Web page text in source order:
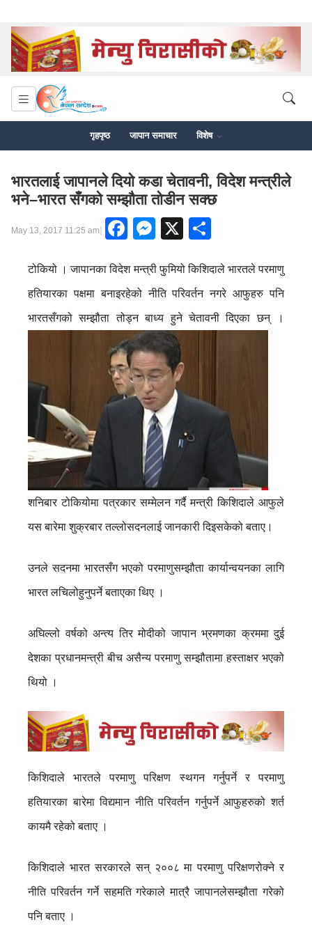
गृहपृष्ठ जापान समाचार विशेष
भारतलाई जापानले दियो कडा चेतावनी, विदेश मन्त्रीले
भने–भारत सँगको सम्झौता तोडीन सक्छ
May 13, 2017 11:25 am| Facebook
Messenger
X
टोकियो । जापानका विदेश मन्त्री फुमियो किशिदाले भारतले परमाणु
हतियारका पक्षमा बनाइरहेको नीति परिवर्तन नगरे आफुहरु पनि
भारतसँगको सम्झौता तोड्न बाध्य हुने चेतावनी दिएका छन् ।
शनिबार टोकियोमा पत्रकार सम्मेलन गर्दै मन्त्री किशिदाले आफुले
यस बारेमा शुक्रबार तल्लोसदनलाई जानकारी दिइसकेको बताए।
उनले सदनमा भारतसँग भएको परमाणुसम्झौता कार्यान्वयनका लागि
भारत लचिलोहुनुपर्ने बताएका थिए ।
अघिल्लो वर्षको अन्त्य तिर मोदीको जापान भ्रमणका क्रममा दुई
देशका प्रधानमन्त्री बीच असैन्य परमाणु सम्झौतामा हस्ताक्षर भएको
थियो ।
किशिदाले भारतले परमाणु परिक्षण स्थगन गर्नुपर्ने र परमाणु
हतियारका बारेमा विद्यमान नीति परिवर्तन गर्नुपर्ने आफुहरुको शर्त
कायमै रहेको बताए ।
किशिदाले भारत सरकारले सन् २००८ मा परमाणु परिक्षणरोक्ने र
नीति परिवर्तन गर्ने सहमति गरेकाले मात्रै जापानलेसम्झौता गरेको
पनि बताए ।